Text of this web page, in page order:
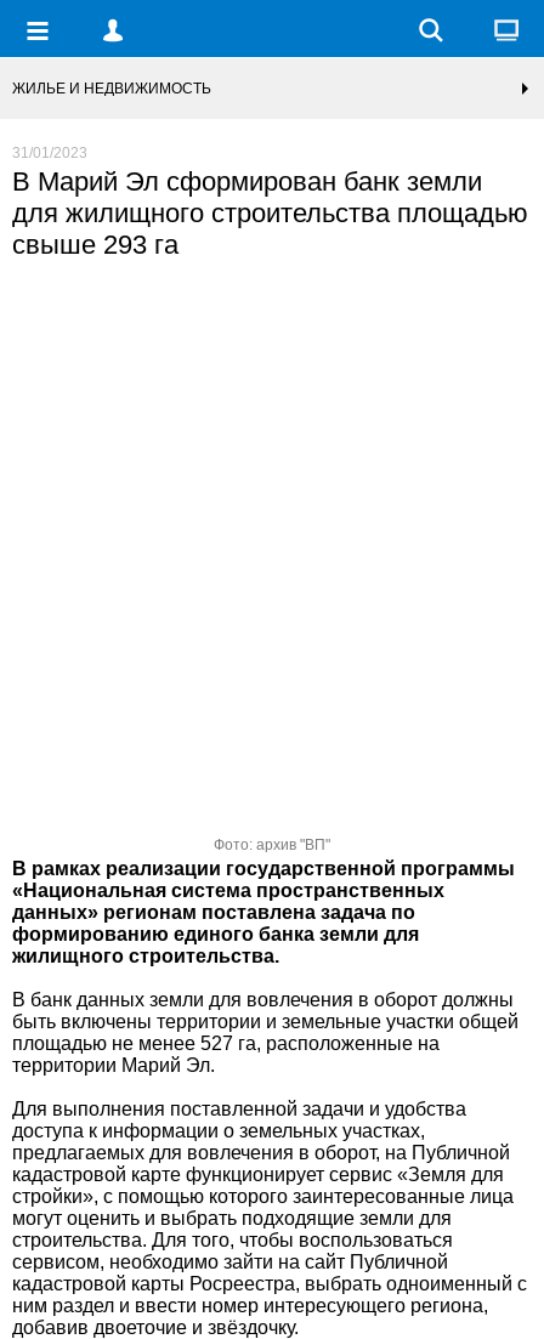
ЖИЛЬЕ И НЕДВИЖИМОСТЬ
31/01/2023
В Марий Эл сформирован банк земли
для жилищного строительства площадью
свыше 293 га
Фото: архив "ВП"
В рамках реализации государственной программы
«Национальная система пространственных
данных» регионам поставлена задача по
формированию единого банка земли для
жилищного строительства.
В банк данных земли для вовлечения в оборот должны
быть включены территории и земельные участки общей
площадью не менее 527 га, расположенные на
территории Марий Эл.
Для выполнения поставленной задачи и удобства
доступа к информации о земельных участках,
предлагаемых для вовлечения в оборот, на Публичной
кадастровой карте функционирует сервис «Земля для
стройки», с помощью которого заинтересованные лица
могут оценить и выбрать подходящие земли для
строительства. Для того, чтобы воспользоваться
сервисом, необходимо зайти на сайт Публичной
кадастровой карты Росреестра, выбрать одноименный с
ним раздел и ввести номер интересующего региона,
добавив двоеточие и звёздочку.